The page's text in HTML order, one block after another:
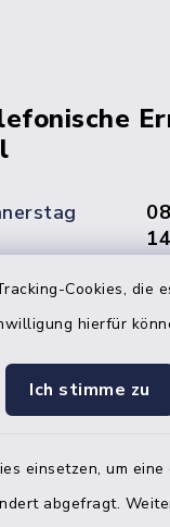
Cookies,
hierfür
Ich stimme zu
einsetzen, um
abgefragt.
dringendes
Termin?
04832 6065 0